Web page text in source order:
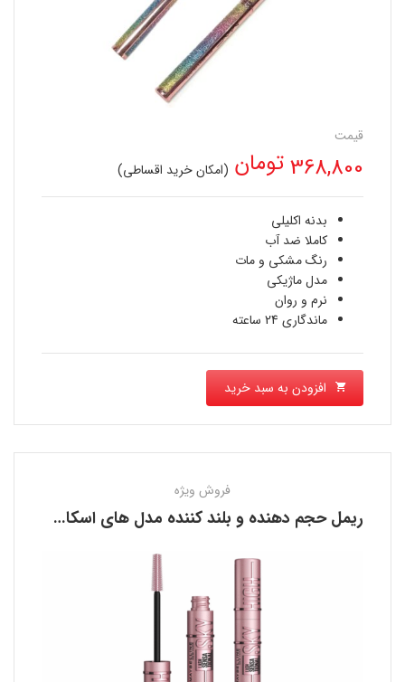
قیمت
368,800تومان (امکان خرید اقساطی)
بدنه اکلیلی
کاملا ضد آب
رنگ مشکی و مات
مدل ماژیکی
نرم و روان
ماندگاری 24 ساعته
افزودن به سبد خرید
فروش ویژه
ریمل حجم دهنده و بلند کننده مدل های اسکای میبلین MAYBELLINE